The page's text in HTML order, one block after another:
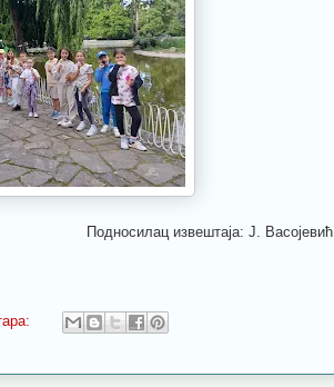
Подносилац извештаја: Ј. Васојевић